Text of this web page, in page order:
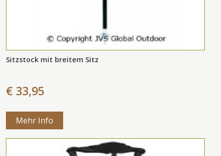
Sitzstock mit breitem Sitz
€ 33,95
Mehr Info